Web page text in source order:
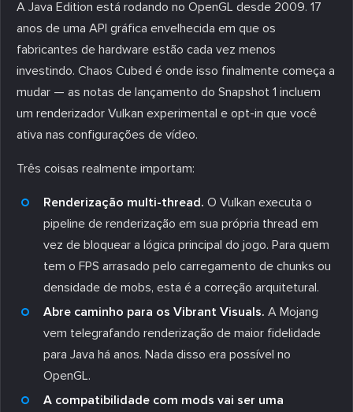
A Java Edition está rodando no OpenGL desde 2009. 17
anos de uma API gráfica envelhecida em que os
fabricantes de hardware estão cada vez menos
investindo. Chaos Cubed é onde isso finalmente começa a
mudar — as notas de lançamento do Snapshot 1 incluem
um renderizador Vulkan experimental e opt-in que você
ativa nas configurações de vídeo.
Três coisas realmente importam:
Renderização multi-thread. O Vulkan executa o
pipeline de renderização em sua própria thread em
vez de bloquear a lógica principal do jogo. Para quem
tem o FPS arrasado pelo carregamento de chunks ou
densidade de mobs, esta é a correção arquitetural.
Abre caminho para os Vibrant Visuals. A Mojang
vem telegrafando renderização de maior fidelidade
para Java há anos. Nada disso era possível no
OpenGL.
A compatibilidade com mods vai ser uma